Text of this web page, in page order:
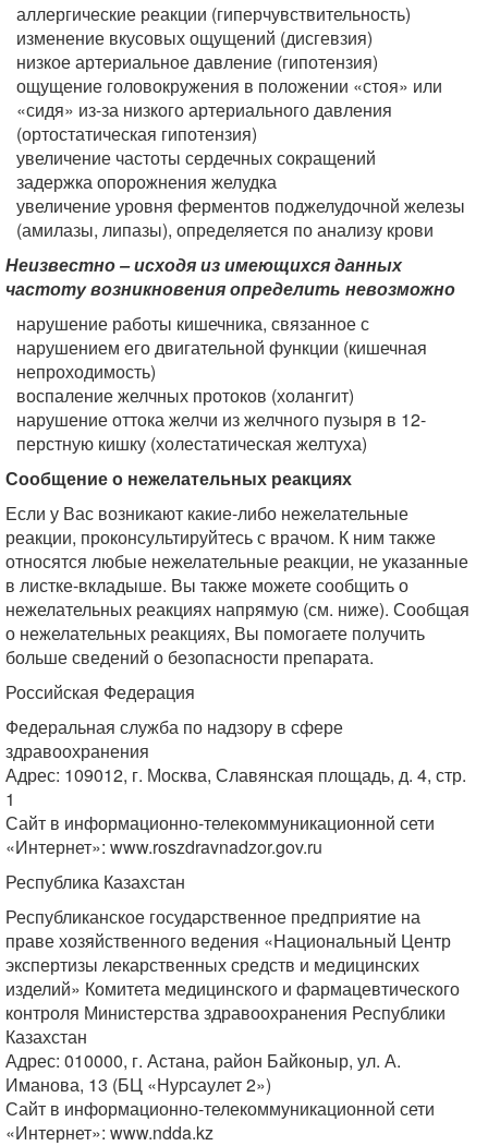
аллергические реакции (гиперчувствительность)
изменение вкусовых ощущений (дисгевзия)
низкое артериальное давление (гипотензия)
ощущение головокружения в положении «стоя» или
«сидя» из-за низкого артериального давления
(ортостатическая гипотензия)
увеличение частоты сердечных сокращений
задержка опорожнения желудка
увеличение уровня ферментов поджелудочной железы
(амилазы, липазы), определяется по анализу крови
Неизвестно – исходя из имеющихся данных
частоту возникновения определить невозможно
нарушение работы кишечника, связанное с
нарушением его двигательной функции (кишечная
непроходимость)
воспаление желчных протоков (холангит)
нарушение оттока желчи из желчного пузыря в 12-
перстную кишку (холестатическая желтуха)
Сообщение о нежелательных реакциях
Если у Вас возникают какие-либо нежелательные
реакции, проконсультируйтесь с врачом. К ним также
относятся любые нежелательные реакции, не указанные
в листке-вкладыше. Вы также можете сообщить о
нежелательных реакциях напрямую (см. ниже). Сообщая
о нежелательных реакциях, Вы помогаете получить
больше сведений о безопасности препарата.
Российская Федерация
Федеральная служба по надзору в сфере
здравоохранения
Адрес: 109012, г. Москва, Славянская площадь, д. 4, стр.
1
Сайт в информационно-телекоммуникационной сети
«Интернет»: www.roszdravnadzor.gov.ru
Республика Казахстан
Республиканское государственное предприятие на
праве хозяйственного ведения «Национальный Центр
экспертизы лекарственных средств и медицинских
изделий» Комитета медицинского и фармацевтического
контроля Министерства здравоохранения Республики
Казахстан
Адрес: 010000, г. Астана, район Байконыр, ул. А.
Иманова, 13 (БЦ «Нурсаулет 2»)
Сайт в информационно-телекоммуникационной сети
«Интернет»: www.ndda.kz